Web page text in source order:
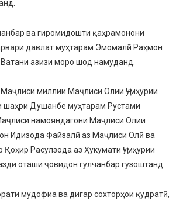
ва гиромидошти қаҳрамонони
давлат муҳтарам Эмомалӣ Раҳмон
азизи моро шод намуданд.
миллии Маҷлиси Олии Ҷумҳурии
шаҳри Душанбе муҳтарам Рустами
намояндагони Маҷлиси Олии
Идизода Файзалӣ аз Маҷлиси Олӣ ва
Расулзода аз Ҳукумати Ҷумҳурии
оташи ҷовидон гулчанбар гузоштанд.
мудофиа ва дигар сохторҳои қудратӣ,